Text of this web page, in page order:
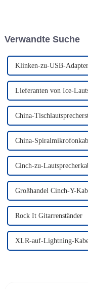
Verwandte Suche
Klinken-zu-USB-
Lieferanten von Ice-
China-
China-
Cinch-zu-
Großhandel Cinch-Y-
Rock It Gitarrenständer
XLR-auf-Lightning-